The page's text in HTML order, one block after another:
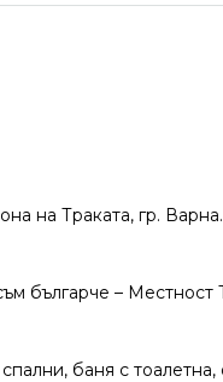
на Траката, гр.
българче – Местност
баня с тоалетна,